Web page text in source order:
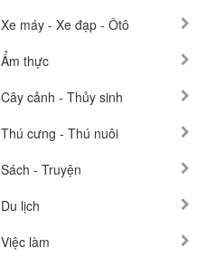
Xe máy - Xe đạp - Ôtô
Ẩm thực
Cây cảnh - Thủy sinh
Thú cưng - Thú nuôi
Sách - Truyện
Du lịch
Việc làm